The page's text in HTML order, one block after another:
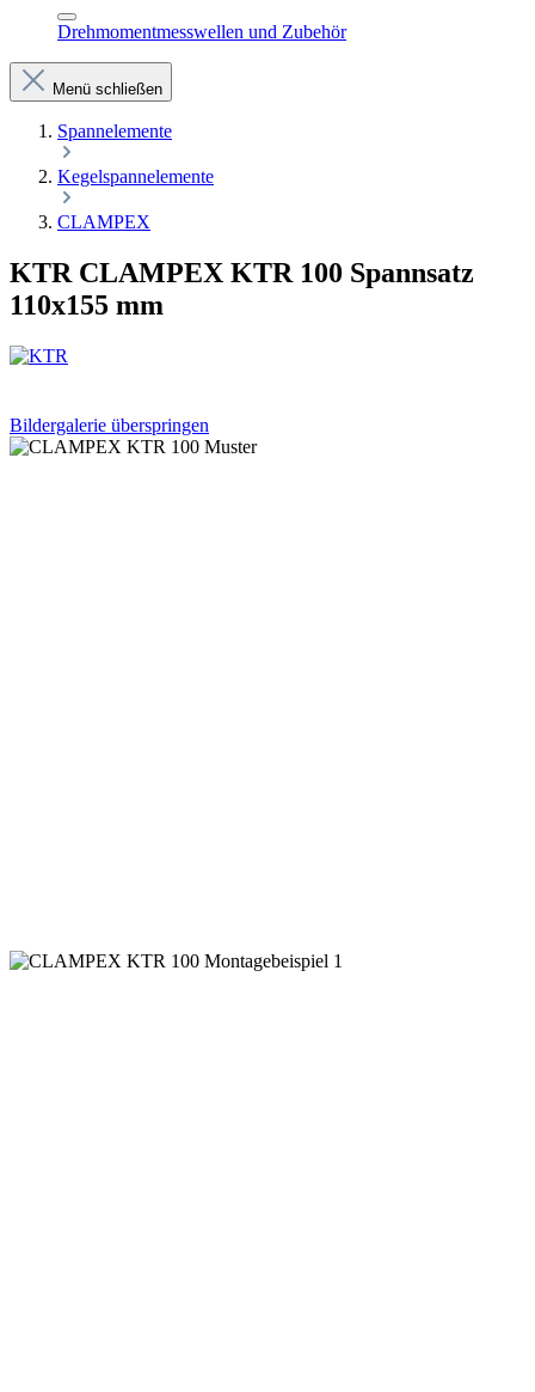
Drehmomentmesswellen und Zubehör
Menü schließen
Spannelemente
Kegelspannelemente
CLAMPEX
KTR CLAMPEX KTR 100 Spannsatz
110x155 mm
Bildergalerie überspringen